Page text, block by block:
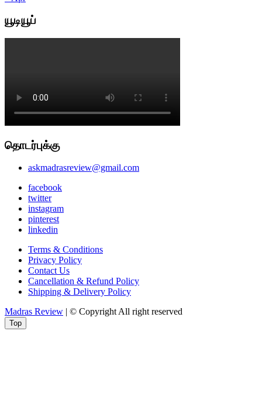
யூடியூப்
தொடர்புக்கு
askmadrasreview@gmail.com
facebook
twitter
instagram
pinterest
linkedin
Terms & Conditions
Privacy Policy
Contact Us
Cancellation & Refund Policy
Shipping & Delivery Policy
Madras Review | © Copyright All right reserved
Top